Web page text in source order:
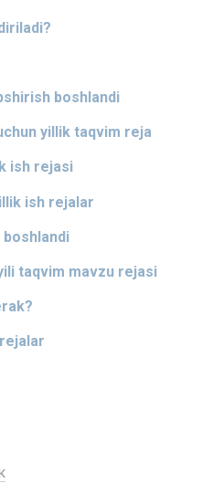
boshlandi
yillik taqvim reja
ish rejasi
ish rejalar
taqvim mavzu rejasi